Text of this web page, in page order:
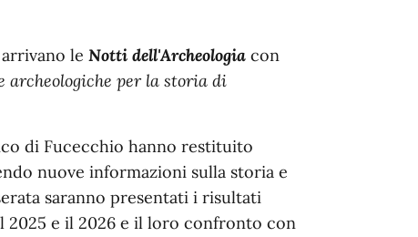
le Notti dell'Archeologiacon
archeologiche per la storia di
di Fucecchio hanno restituito
nuove informazioni sulla storia e
saranno presentati i risultati
e il 2026 e il loro confronto con